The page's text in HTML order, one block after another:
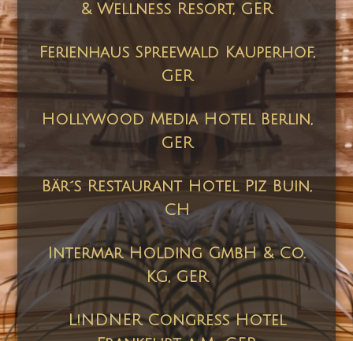
& Wellness Resort, GER
Ferienhaus Spreewald Kauperhof,
GER
Hollywood Media Hotel Berlin,
GER
Bär´s Restaurant Hotel Piz Buin,
CH
Intermar Holding GmbH & Co.
KG, GER
L!NDNER Congress Hotel